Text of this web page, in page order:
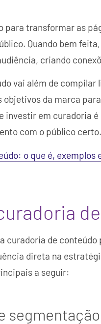
para transformar as
Quando bem
criando
vai além de
objetivos da marca
investir em curadoria
com o público certo.
o que é, exemplos
curadoria de
direta na
a seguir:
segmentação